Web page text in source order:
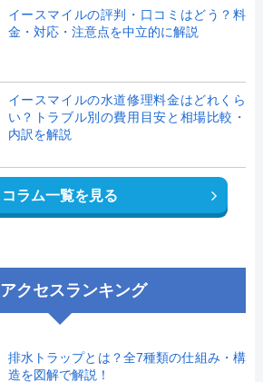
イースマイルの評判・口コミはどう？料
金・対応・注意点を中立的に解説
イースマイルの水道修理料金はどれくら
い？トラブル別の費用目安と相場比較・
内訳を解説
コラム一覧を見る
アクセスランキング
排水トラップとは？全7種類の仕組み・構
造を図解で解説！